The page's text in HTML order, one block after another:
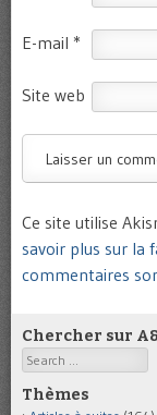
E-mail *
Site web
Ce site utilise
savoir plus sur la
commentaires
Chercher sur
Search
Thèmes